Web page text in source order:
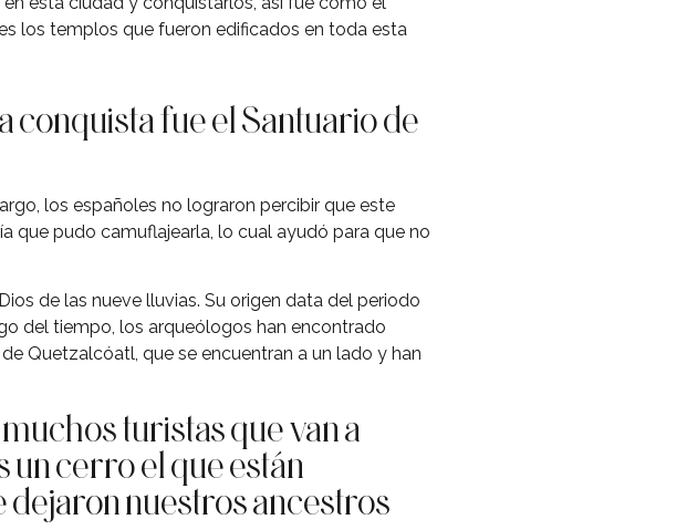
los templos que fueron edificados en toda esta
conquista fue el Santuario de
los españoles no lograron percibir que este
que pudo camuflajearla, lo cual ayudó para que no
de las nueve lluvias. Su origen data del periodo
del tiempo, los arqueólogos han encontrado
Quetzalcóatl, que se encuentran a un lado y han
turistas que van a
un cerro el que están
dejaron nuestros ancestros